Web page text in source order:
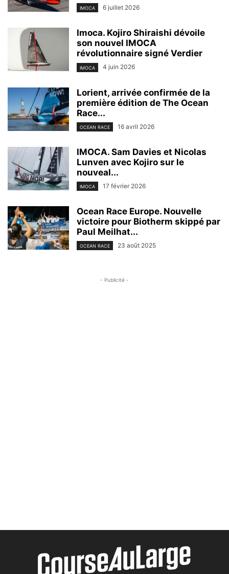
IMOCA 6 juillet 2026
Imoca. Kojiro Shiraishi dévoile
son nouvel IMOCA
révolutionnaire signé Verdier
IMOCA 4 juin 2026
Lorient, arrivée confirmée de la
première édition de The Ocean
Race...
OCEAN RACE 16 avril 2026
IMOCA. Sam Davies et Nicolas
Lunven avec Kojiro sur le
nouveal...
IMOCA 17 février 2026
Ocean Race Europe. Nouvelle
victoire pour Biotherm skippé par
Paul Meilhat...
OCEAN RACE 23 août 2025
- Publicité -